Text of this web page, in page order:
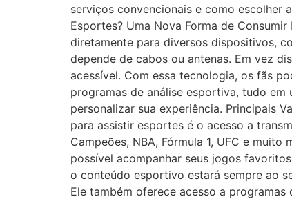
serviços convencionais e como escolher
Esportes? Uma Nova Forma de
diretamente para diversos dispositivos,
depende de cabos ou antenas. Em vez
acessível. Com essa tecnologia, os fãs
programas de análise esportiva, tudo
personalizar sua experiência. Principais
para assistir esportes é o acesso a
Campeões, NBA, Fórmula 1, UFC e
possível acompanhar seus jogos
o conteúdo esportivo estará sempre ao
Ele também oferece acesso a